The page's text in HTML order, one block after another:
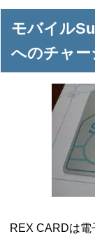
モバイル
へのチャー
REX CARDは電